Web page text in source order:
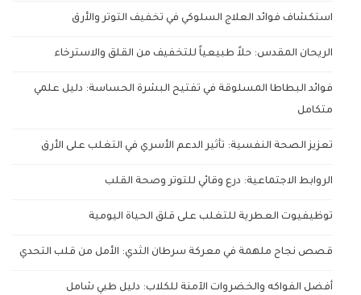
استكشاف فوائد العلاج السلوكي في تخفيف التوتر والأرق
الريحان المقدس: حلاً طبيعياً للتخفيف من القلق والاسترخاء
فوائد البطاطا المسلوقة في تفتيح البشرة الحساسة: دليل علمي
متكامل
تعزيز الصحة النفسية: تأثير الدعم الأسري في التغلب على الأرق
الروابط الاجتماعية: درع وقائي للتوتر وصحة القلب
توظيفيوت العطرية للتغلب على قلق الحياة اليومية
قصص نجاح ملهمة في معركة سرطان الثدي: الأمل من قلب التحدي
أفضل الفواكه والخضروات الآمنة للكلاب: دليل طبي شامل